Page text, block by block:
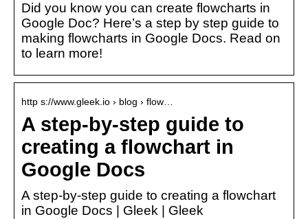
Did you know you can create flowcharts in
Google Doc? Here’s a step by step guide to
making flowcharts in Google Docs. Read on
to learn more!
http s://www.gleek.io › blog › flow…
A step-by-step guide to
creating a flowchart in
Google Docs
A step-by-step guide to creating a flowchart
in Google Docs | Gleek | Gleek